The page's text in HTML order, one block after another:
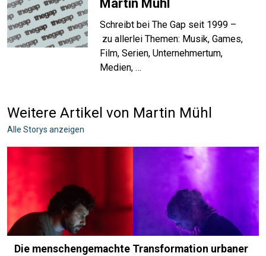
Martin Mühl
Schreibt bei The Gap seit 1999 –
zu allerlei Themen: Musik, Games,
Film, Serien, Unternehmertum,
Medien, …
Weitere Artikel von Martin Mühl
Alle Storys anzeigen
Die menschengemachte Transformation urbaner